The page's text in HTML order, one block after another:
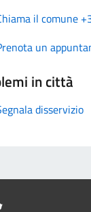
il comune
un
in città
disservizio